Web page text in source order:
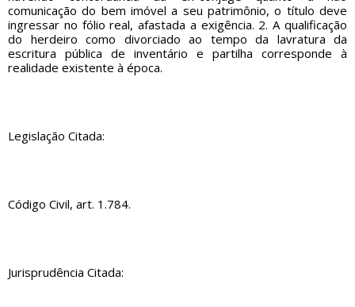
comunicação do bem imóvel a seu patrimônio, o título deve
ingressar no fólio real, afastada a exigência. 2. A qualificação
do herdeiro como divorciado ao tempo da lavratura da
escritura pública de inventário e partilha corresponde à
realidade existente à época.
Legislação Citada:
Código Civil, art. 1.784.
Jurisprudência Citada: